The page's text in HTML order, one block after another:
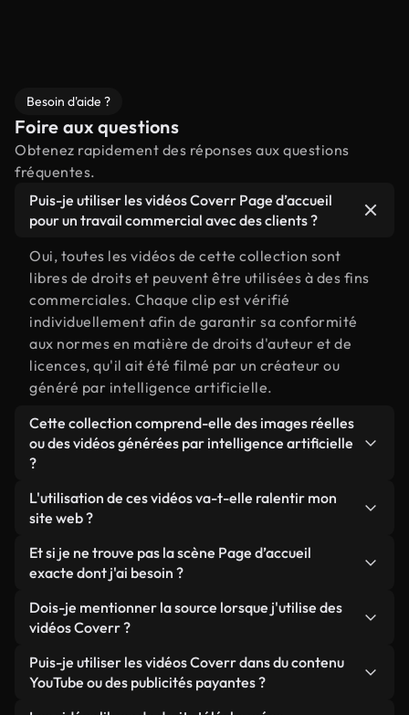
Besoin d'aide ?
Foire aux questions
Obtenez rapidement des réponses aux questions
fréquentes.
Puis-je utiliser les vidéos Coverr Page d’accueil
pour un travail commercial avec des clients ?
Oui, toutes les vidéos de cette collection sont
libres de droits et peuvent être utilisées à des fins
commerciales. Chaque clip est vérifié
individuellement afin de garantir sa conformité
aux normes en matière de droits d'auteur et de
licences, qu'il ait été filmé par un créateur ou
généré par intelligence artificielle.
Cette collection comprend-elle des images réelles
ou des vidéos générées par intelligence artificielle
?
Les deux. Il s'agit d'une bibliothèque hybride
composée de véritables images filmées par des
vidéos générées par IA. Chaque vidéo est
clairement identifiée afin que vous sachiez
toujours ce que vous utilisez.
L'utilisation de ces vidéos va-t-elle ralentir mon
site web ?
Sauf si vous choisissez nos versions optimisées.
Nous proposons des formats légers, prêts pour le
ils conservent une qualité élevée tout en
minimisant les temps de chargement et en
améliorant des indicateurs comme le LCP.
Et si je ne trouve pas la scène Page d’accueil
exacte dont j'ai besoin ?
Vous pouvez en créer une instantanément avec
Coverr AI Studio. Il vous suffit de décrire la scène,
», et le Studio générera en quelques secondes une
vidéo personnalisée conforme à nos normes de
licence.
Dois-je mentionner la source lorsque j'utilise des
vidéos Coverr ?
Aucune attribution n'est requise. Toutes les vidéos
de notre bibliothèque sont libres de droits et
Puis-je utiliser les vidéos Coverr dans du contenu
YouTube ou des publicités payantes ?
Oui. Toutes les séquences vidéo de Coverr peuvent